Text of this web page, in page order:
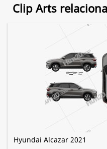
Clip Arts
Hyundai Alcazar 2021